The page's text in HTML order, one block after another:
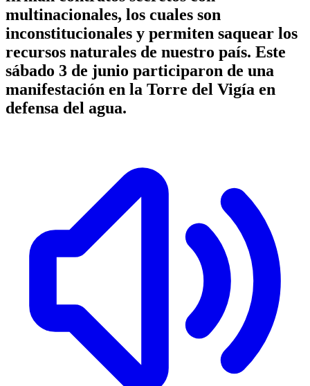
multinacionales, los cuales son
inconstitucionales y permiten saquear los
recursos naturales de nuestro país. Este
sábado 3 de junio participaron de una
manifestación en la Torre del Vigía en
defensa del agua.